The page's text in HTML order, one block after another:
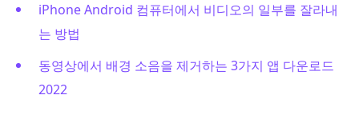
iPhone Android 컴퓨터에서 비디오의 일부를 잘라내
는 방법
동영상에서 배경 소음을 제거하는 3가지 앱 다운로드
2022